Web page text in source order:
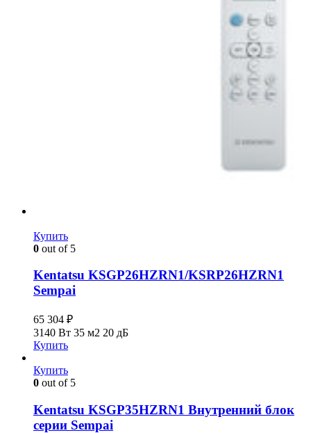
Купить
0 out of 5
Kentatsu KSGP26HZRN1/KSRP26HZRN1
Sempai
65 304 ₽
3140 Вт 35 м2 20 дБ
Купить
Купить
0 out of 5
Kentatsu KSGP35HZRN1 Внутренний блок
серии Sempai